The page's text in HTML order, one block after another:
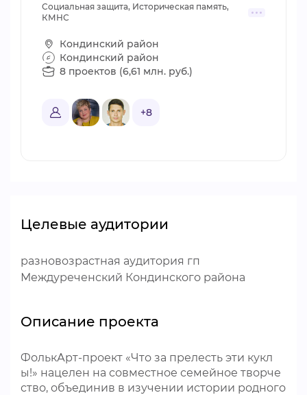
Социальная защита, Историческая память,
КМНС
Кондинский район
Кондинский район
8 проектов (6,61 млн. руб.)
+8
Целевые аудитории
разновозрастная аудитория гп
Междуреченский Кондинского района
Описание проекта
ФолькАрт-проект «Что за прелесть эти кукл
ы!» нацелен на совместное семейное творче
ство, объединив в изучении истории родного